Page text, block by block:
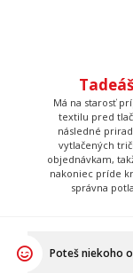
Tadeáš
Má na starosť
textilu pred
následné
vytlačených
objednávkam,
nakoniec príde
správna
Poteš niekoho